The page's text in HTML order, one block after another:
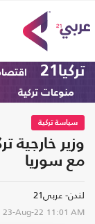
تركيا21
منوعات تركية
سياسة تركية
وزير خارجية
مع سوريا
لندن- عربي21
23-Aug-22 11:01 AM